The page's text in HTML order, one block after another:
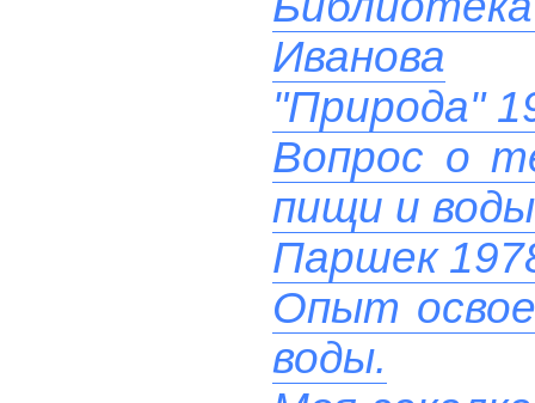
Иванова
"Природа"
Вопрос о
пищи и воды
Паршек
Опыт
воды.